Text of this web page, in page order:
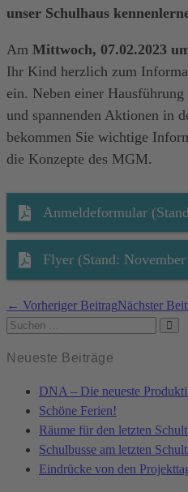
unser Schulhaus
Am Mittwoch, 07.02.2023
Ihr Kind herzlich zum
ein. Neben einer
und spannenden Aktionen in
bekommen Sie wichtige
die Konzepte des MGM.
Anmeldeformular
Flyer (Stand:
Beitragsnavigation
← Vorheriger BeitragNächster
Suchen
Neueste Beiträge
DNA – Die neueste
Schöne Ferien!
Räume für den letzten
Schulbusse am letzten
Eindrücke von den